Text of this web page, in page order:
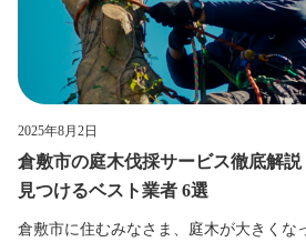
2025年8月2日
倉敷市の庭木伐採サービス徹底解
見つけるベスト業者 6選
倉敷市に住むみなさま、庭木が大きくな